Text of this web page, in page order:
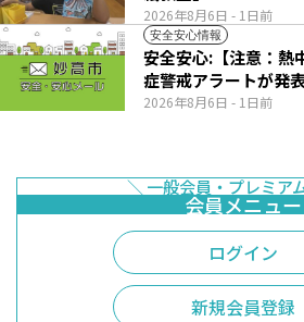
2026年8月6日 - 1日前
安全安心情報
2026年8月6日 - 1日前
安全安心:【注意：熱
症警戒アラートが発
ログイン
新規会員登録